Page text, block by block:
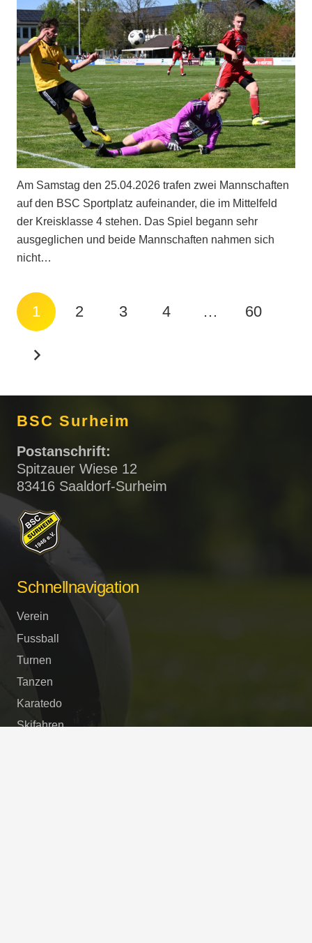
Am Samstag den 25.04.2026 trafen zwei Mannschaften
auf den BSC Sportplatz aufeinander, die im Mittelfeld
der Kreisklasse 4 stehen. Das Spiel begann sehr
ausgeglichen und beide Mannschaften nahmen sich
nicht…
1 2 3 4 … 60
BSC Surheim
Postanschrift:
Spitzauer Wiese 12
83416 Saaldorf-Surheim
Schnellnavigation
Verein
Fussball
Turnen
Tanzen
Karatedo
Skifahren